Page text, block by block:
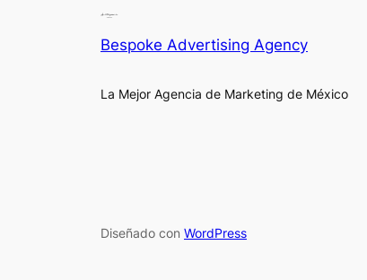
Bespoke Advertising Agency
La Mejor Agencia de Marketing de México
Diseñado con WordPress